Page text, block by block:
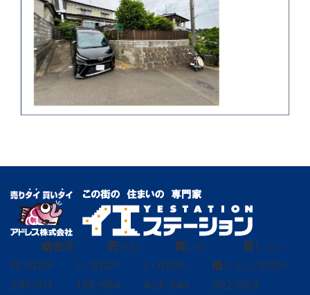
総合受
付 0120-
297-011
売りた
い 0120-
139-664
買いた
い 0120-
424-544
貸し たい
借り たい 0120-
302-563